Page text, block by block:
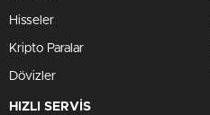
Hisseler
Kripto Paralar
Dövizler
HIZLI SERVİS